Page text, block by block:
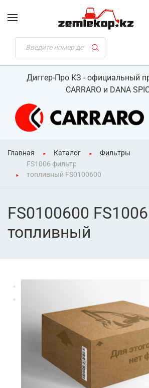
Диггер-Про КЗ - официальный
CARRARO и DANA
Главная Каталог
Фильтры
FS1006 фильтр
топливный FS0100600
FS0100600
топливный